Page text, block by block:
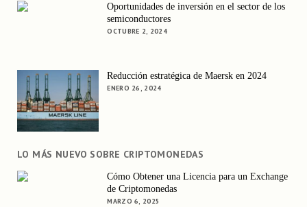
Oportunidades de inversión en el sector de los
semiconductores
OCTUBRE 2, 2024
Reducción estratégica de Maersk en 2024
ENERO 26, 2024
LO MÁS NUEVO SOBRE CRIPTOMONEDAS
Cómo Obtener una Licencia para un Exchange
de Criptomonedas
MARZO 6, 2025